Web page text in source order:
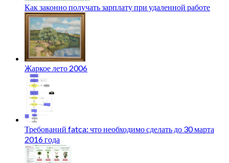
Как законно получать зарплату при удаленной работе
Жаркое лето 2006
Требований fatca: что необходимо сделать до 30 марта
2016 года